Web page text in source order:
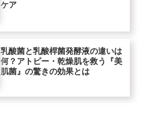
ケア
乳酸菌と乳酸桿菌発酵液の違いは
何？アトピー・乾燥肌を救う『美
肌菌』の驚きの効果とは